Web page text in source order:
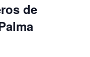
de